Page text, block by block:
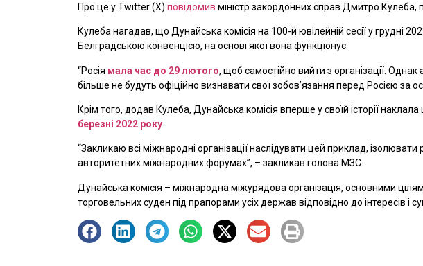
Про це у Twitter (X) повідомив міністр закордонних справ Дмитро Кулеба,
Кулеба нагадав, що Дунайська комісія на 100-й ювілейній сесії у грудні
Белградською конвенцією, на основі якої вона функціонує.
“Росія мала час до 29 лютого, щоб самостійно вийти з організації.
більше не будуть офіційно визнавати свої зобов’язання перед Росією за
Крім того, додав Кулеба, Дунайська комісія вперше у своїй історії
березні 2022 року
“Закликаю всі міжнародні організації наслідувати цей приклад,
авторитетних міжнародних форумах”, – закликав голова МЗС.
Дунайська комісія – міжнародна міжурядова організація, основними
торговельних суден під прапорами усіх держав відповідно до інтересів і